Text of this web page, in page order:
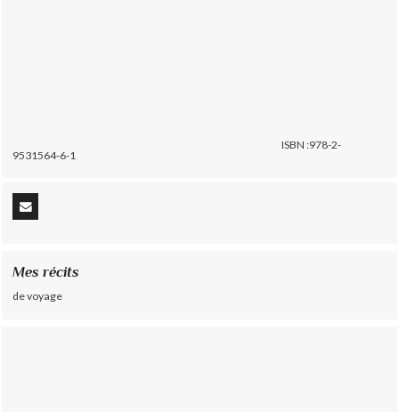
ISBN :978-2-
9531564-6-1
Mes récits
de voyage